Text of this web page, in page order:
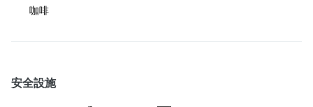
咖啡
安全設施